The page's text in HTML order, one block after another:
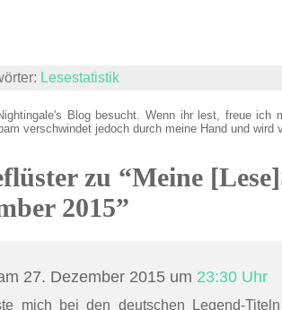
Lesestatistik
Blog besucht. Wenn ihr lest, freue ich
verschwindet jedoch durch meine Hand und wird
zu “Meine
2015”
27. Dezember 2015 um 23:30 Uhr
mich bei den deutschen Legend-